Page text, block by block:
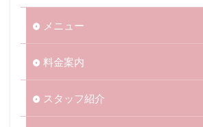
メニュー
料金案内
スタッフ紹介